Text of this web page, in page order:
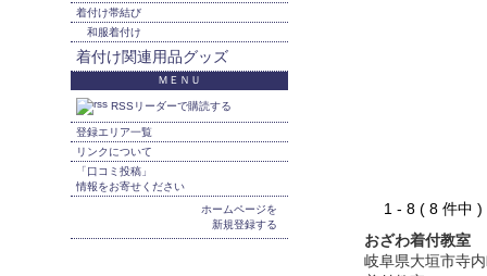
1 - 8 ( 8 件
おざわ着付教室
岐阜県大垣市寺
着付け帯結び
和服着付け
着付け関連用品グッズ
ＭＥＮＵ
RSSリーダーで購読する
登録エリア一覧
リンクについて
「口コミ投稿」
情報をお寄せください
ホームページを
新規登録する